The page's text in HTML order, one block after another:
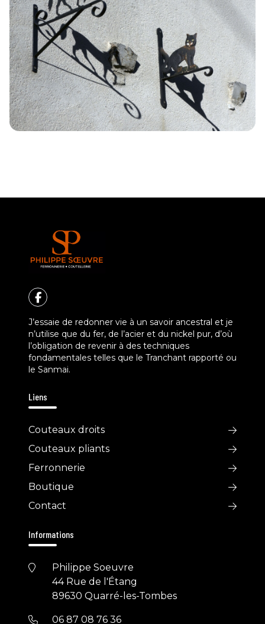
J’essaie de redonner vie à un savoir ancestral et je
n’utilise que du fer, de l’acier et du nickel pur, d’où
l’obligation de revenir à des techniques
fondamentales telles que le Tranchant rapporté ou
le Sanmai.
Liens
Couteaux droits
Couteaux pliants
Ferronnerie
Boutique
Contact
Informations
Philippe Soeuvre
44 Rue de l'Étang
89630 Quarré-les-Tombes
06 87 08 76 36